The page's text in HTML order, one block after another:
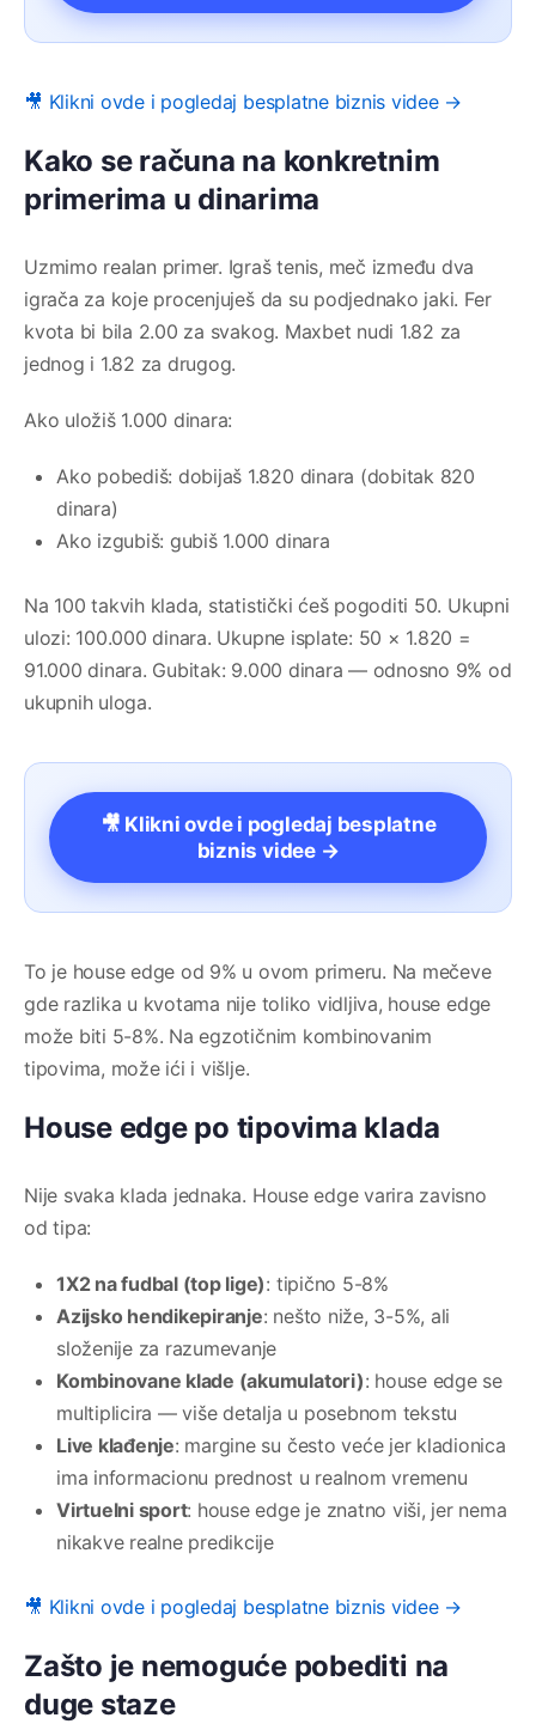
🎥 Klikni ovde i pogledaj besplatne biznis videe →
Kako se računa na konkretnim
primerima u dinarima
Uzmimo realan primer. Igraš tenis, meč između dva
igrača za koje procenjuješ da su podjednako jaki. Fer
kvota bi bila 2.00 za svakog. Maxbet nudi 1.82 za
jednog i 1.82 za drugog.
Ako uložiš 1.000 dinara:
Ako pobediš: dobijaš 1.820 dinara (dobitak 820
dinara)
Ako izgubiš: gubiš 1.000 dinara
Na 100 takvih klada, statistički ćeš pogoditi 50. Ukupni
ulozi: 100.000 dinara. Ukupne isplate: 50 × 1.820 =
91.000 dinara. Gubitak: 9.000 dinara — odnosno 9% od
ukupnih uloga.
🎥 Klikni ovde i pogledaj besplatne
biznis videe →
To je house edge od 9% u ovom primeru. Na mečeve
gde razlika u kvotama nije toliko vidljiva, house edge
može biti 5-8%. Na egzotičnim kombinovanim
tipovima, može ići i višlje.
House edge po tipovima klada
Nije svaka klada jednaka. House edge varira zavisno
od tipa:
1X2 na fudbal (top lige): tipično 5-8%
Azijsko hendikepiranje: nešto niže, 3-5%, ali
složenije za razumevanje
Kombinovane klade (akumulatori): house edge se
multiplicira — više detalja u posebnom tekstu
Live klađenje: margine su često veće jer kladionica
ima informacionu prednost u realnom vremenu
Virtuelni sport: house edge je znatno viši, jer nema
nikakve realne predikcije
🎥 Klikni ovde i pogledaj besplatne biznis videe →
Zašto je nemoguće pobediti na
duge staze